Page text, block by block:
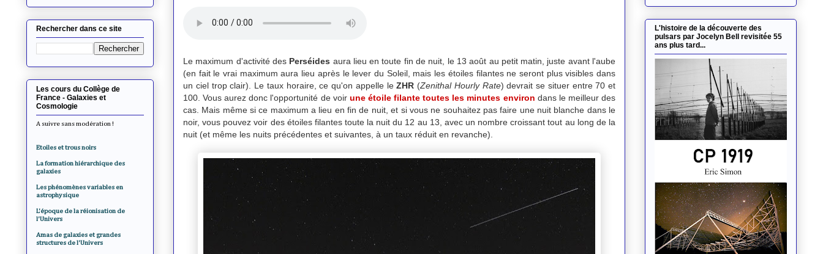
Le maximum d'activité des Perséides aura lieu en toute fin de nuit, le 13 août au petit matin, juste avant l'aube
(en fait le vrai maximum aura lieu après le lever du Soleil, mais les étoiles filantes ne seront plus visibles dans
un ciel trop clair). Le taux horaire, ce qu'on appelle leZHR (Zenithal Hourly Rate) devrait se situer entre 70 et
100. Vous aurez donc l'opportunité de voirune étoile filante toutes les minutes environ dans le meilleur des
cas. Mais même si ce maximum a lieu en fin de nuit, et si vous ne souhaitez pas faire une nuit blanche dans le
noir, vous pouvez voir des étoiles filantes toute la nuit du 12 au 13, avec un nombre croissant tout au long de la
nuit (et même les nuits précédentes et suivantes, à un taux réduit en revanche).
Rechercher dans ce site
Les cours du Collège de
France - Galaxies et
Cosmologie
A suivre sans modération !
Etoiles et trous noirs
La formation hiérarchique des
galaxies
Les phénomènes variables en
astrophysique
L'époque de la réionisation de
l'Univers
Amas de galaxies et grandes
structures de l'Univers
L'histoire de la découverte des
pulsars par Jocelyn Bell revisitée 55
ans plus tard...